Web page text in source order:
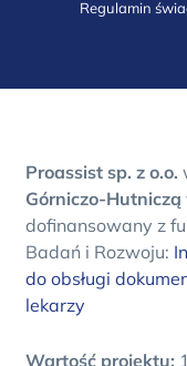
Regulamin
Proassist sp. z o.o.
Górniczo-
dofinansowany z
Badań i Rozwoju:
do obsługi
lekarzy
Wartość projektu: